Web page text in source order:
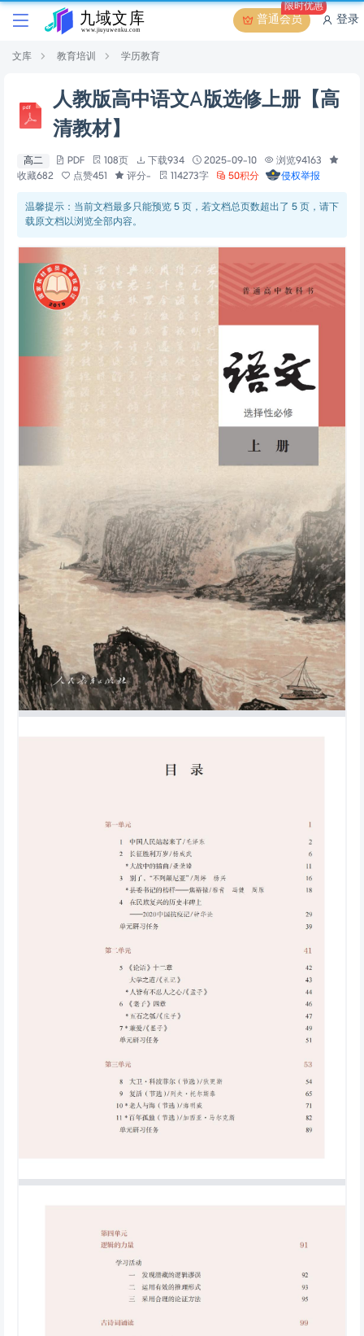
普通会员
限时优惠
登录
文库 教育培训 学历教育
人教版高中语文A版选修上册【高
清教材】
高二 PDF 108页 下载934 2025-09-10
浏览94163
收藏682
点赞451 评分- 114273字 50积分 侵权举报
温馨提示：当前文档最多只能预览 5 页，若文档总页数超出了 5 页，请下
载原文档以浏览全部内容。